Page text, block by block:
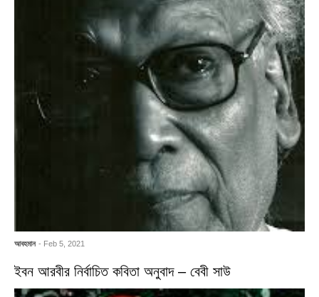
আবহমান - Feb 5, 2021
ইবন আরবীর নির্বাচিত কবিতা অনুবাদ – বেবী সাউ